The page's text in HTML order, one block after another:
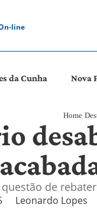
line
da Cunha Nova
Home
de
Leonardo Lopes